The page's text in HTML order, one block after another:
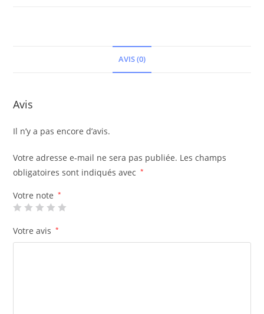
AVIS (0)
Avis
Il n’y a pas encore d’avis.
Votre adresse e-mail ne sera pas publiée. Les champs
obligatoires sont indiqués avec
*
Votre note *
Votre avis *